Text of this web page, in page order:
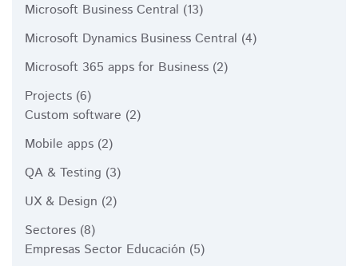
Microsoft Business Central (13)
Microsoft Dynamics Business Central (4)
Microsoft 365 apps for Business (2)
Projects (6)
Custom software (2)
Mobile apps (2)
QA & Testing (3)
UX & Design (2)
Sectores (8)
Empresas Sector Educación (5)